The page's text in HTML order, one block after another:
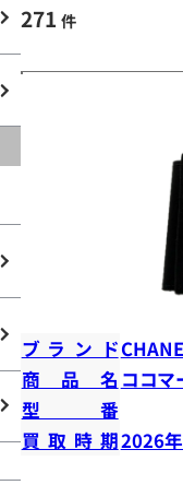
271 件
ブランド
商品名 ココマ
型番
買取時期2026